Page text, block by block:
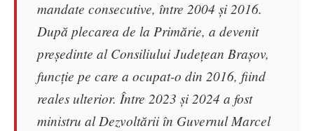
mandate consecutive, între 2004 și 2016.
După plecarea de la Primărie, a devenit
președinte al Consiliului Județean Brașov,
funcție pe care a ocupat-o din 2016, fiind
reales ulterior. Între 2023 și 2024 a fost
ministru al Dezvoltării în Guvernul Marcel